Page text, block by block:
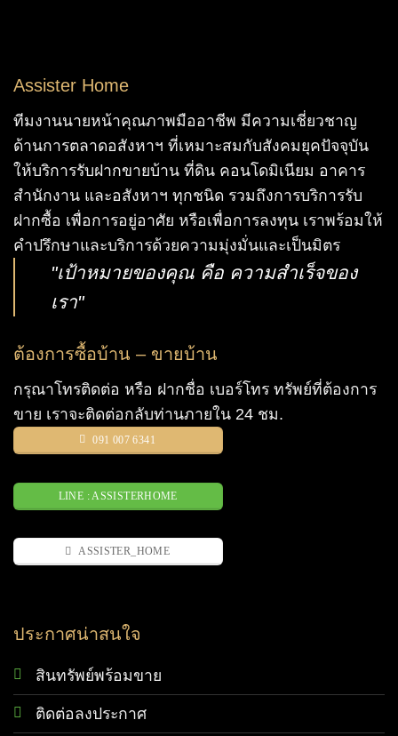
Assister Home
ทีมงานนายหน้าคุณภาพมืออาชีพ มีความเชี่ยวชาญ
ด้านการตลาดอสังหาฯ ที่เหมาะสมกับสังคมยุคปัจจุบัน
ให้บริการรับฝากขายบ้าน ที่ดิน คอนโดมิเนียม อาคาร
สำนักงาน และอสังหาฯ ทุกชนิด รวมถึงการบริการรับ
ฝากซื้อ เพื่อการอยู่อาศัย หรือเพื่อการลงทุน เราพร้อมให้
คำปรึกษาและบริการด้วยความมุ่งมั่นและเป็นมิตร
"เป้าหมายของคุณ คือ ความสำเร็จของ
เรา"
ต้องการซื้อบ้าน – ขายบ้าน
กรุณาโทรติดต่อ หรือ ฝากชื่อ เบอร์โทร ทรัพย์ที่ต้องการ
ขาย เราจะติดต่อกลับท่านภายใน 24 ชม.
091 007 6341
LINE : ASSISTERHOME
ASSISTER_HOME
ประกาศน่าสนใจ
สินทรัพย์พร้อมขาย
ติดต่อลงประกาศ